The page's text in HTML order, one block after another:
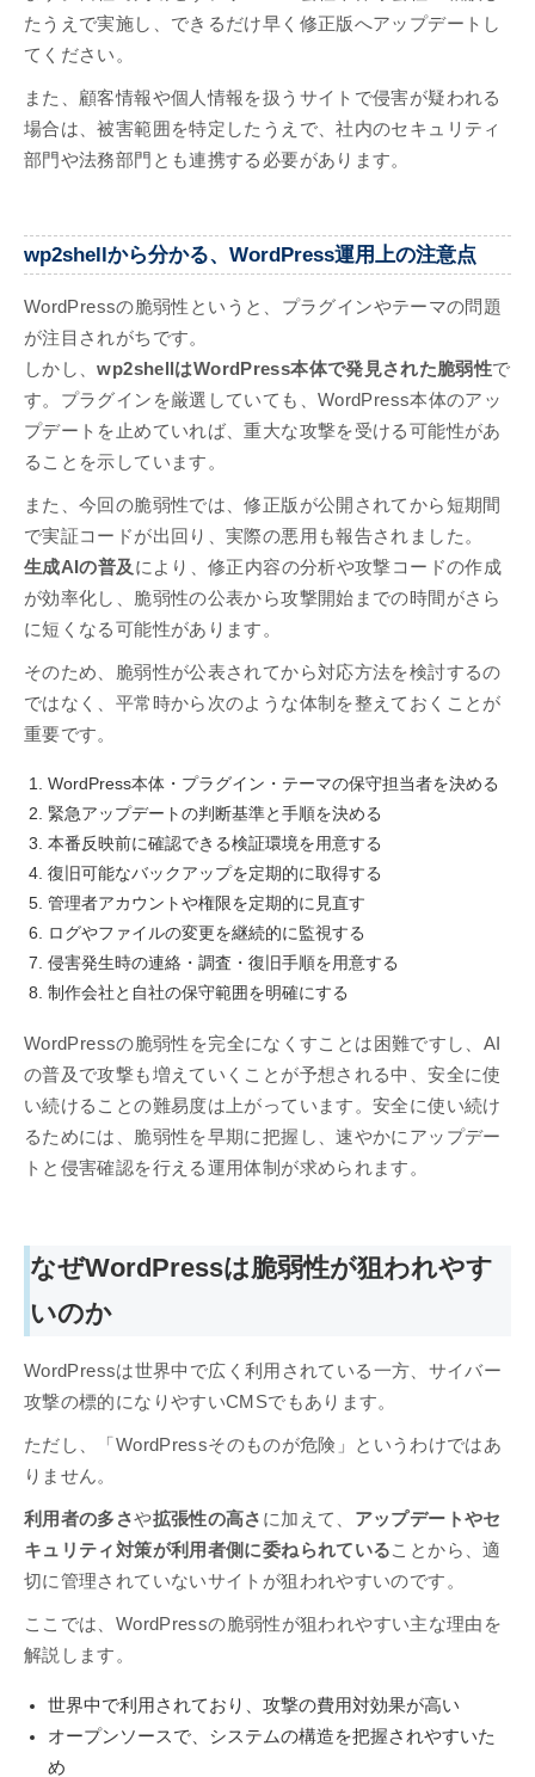
たうえで実施し、できるだけ早く修正版へアップデートし
てください。
また、顧客情報や個人情報を扱うサイトで侵害が疑われる
場合は、被害範囲を特定したうえで、社内のセキュリティ
部門や法務部門とも連携する必要があります。
wp2shellから分かる、WordPress運用上の注意点
WordPressの脆弱性というと、プラグインやテーマの問題
が注目されがちです。
しかし、wp2shellはWordPress本体で発見された脆弱性で
す。プラグインを厳選していても、WordPress本体のアッ
プデートを止めていれば、重大な攻撃を受ける可能性があ
ることを示しています。
また、今回の脆弱性では、修正版が公開されてから短期間
で実証コードが出回り、実際の悪用も報告されました。
生成AIの普及により、修正内容の分析や攻撃コードの作成
が効率化し、脆弱性の公表から攻撃開始までの時間がさら
に短くなる可能性があります。
そのため、脆弱性が公表されてから対応方法を検討するの
ではなく、平常時から次のような体制を整えておくことが
重要です。
WordPress本体・プラグイン・テーマの保守担当者を決める
緊急アップデートの判断基準と手順を決める
本番反映前に確認できる検証環境を用意する
復旧可能なバックアップを定期的に取得する
管理者アカウントや権限を定期的に見直す
ログやファイルの変更を継続的に監視する
侵害発生時の連絡・調査・復旧手順を用意する
制作会社と自社の保守範囲を明確にする
WordPressの脆弱性を完全になくすことは困難ですし、AI
の普及で攻撃も増えていくことが予想される中、安全に使
い続けることの難易度は上がっています。安全に使い続け
るためには、脆弱性を早期に把握し、速やかにアップデー
トと侵害確認を行える運用体制が求められます。
なぜWordPressは脆弱性が狙われやす
いのか
WordPressは世界中で広く利用されている一方、サイバー
攻撃の標的になりやすいCMSでもあります。
ただし、「WordPressそのものが危険」というわけではあ
りません。
利用者の多さや拡張性の高さ に加えて、 アップデートやセ
キュリティ対策が利用者側に委ねられていることから、適
切に管理されていないサイトが狙われやすいのです。
ここでは、WordPressの脆弱性が狙われやすい主な理由を
解説します。
世界中で利用されており、攻撃の費用対効果が高い
オープンソースで、システムの構造を把握されやすいた
め